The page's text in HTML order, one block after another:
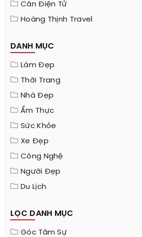
Cân Điện Tử
Hoàng Thịnh Travel
DANH MỤC
Làm Đẹp
Thời Trang
Nhà Đẹp
Ẩm Thực
Sức Khỏe
Xe Đẹp
Công Nghệ
Người Đẹp
Du Lịch
LỌC DANH MỤC
Góc Tâm Sự